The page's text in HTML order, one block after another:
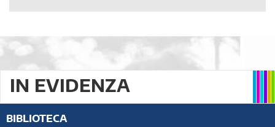
IN EVIDENZA
BIBLIOTECA